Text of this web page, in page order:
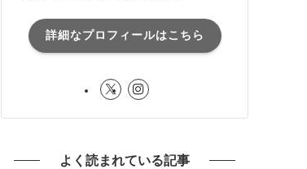
詳細なプロフィールはこちら
よく読まれている記事